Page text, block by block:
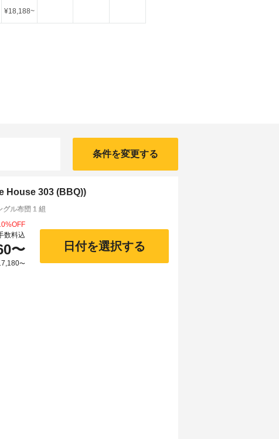
¥18,188~
条件を変更する
House 303 (BBQ))
グル布団 1 組
%OFF
数料込
〜
〜
日付を選択する